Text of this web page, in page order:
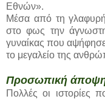
Εθνών».
Μέσα από τη
στο φως την άγνωστη
γυναίκας που αψήφησε
το μεγαλείο της
Προσωπική
Πολλές οι ιστορίες